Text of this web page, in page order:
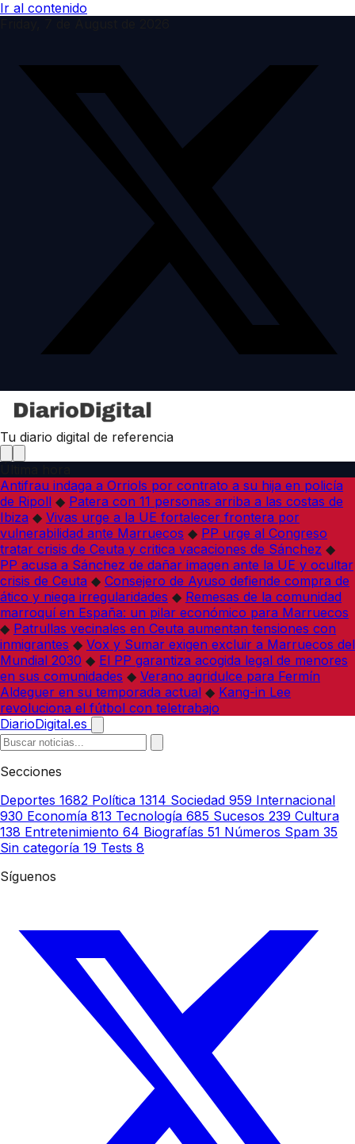
Ir al contenido
Tu diario digital de referencia
Antifrau indaga a Orriols por contrato a su hija en policía
de Ripoll ◆ Patera con 11 personas arriba a las costas de
Ibiza ◆ Vivas urge a la UE fortalecer frontera por
vulnerabilidad ante Marruecos ◆ PP urge al Congreso
tratar crisis de Ceuta y critica vacaciones de Sánchez ◆
PP acusa a Sánchez de dañar imagen ante la UE y ocultar
crisis de Ceuta ◆ Consejero de Ayuso defiende compra de
ático y niega irregularidades ◆ Remesas de la comunidad
marroquí en España: un pilar económico para Marruecos
◆ Patrullas vecinales en Ceuta aumentan tensiones con
inmigrantes ◆ Vox y Sumar exigen excluir a Marruecos del
Mundial 2030 ◆ El PP garantiza acogida legal de menores
en sus comunidades ◆ Verano agridulce para Fermín
Aldeguer en su temporada actual ◆ Kang-in Lee
revoluciona el fútbol con teletrabajo
DiarioDigital.es
Secciones
Deportes 1682 Política 1314 Sociedad 959 Internacional
930 Economía 813 Tecnología 685 Sucesos 239 Cultura
138 Entretenimiento 64 Biografías 51 Números Spam 35
Sin categoría 19 Tests 8
Síguenos